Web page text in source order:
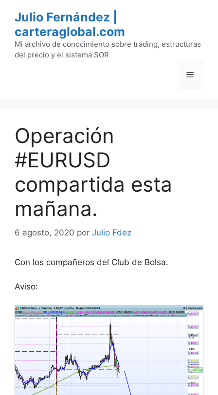
contenido
Julio Fernández |
carteraglobal.com
Mi archivo de conocimiento sobre trading, estructuras
del precio y el sistema SOR
Menú
Operación
#EURUSD
compartida esta
mañana.
6 agosto, 2020 por Julio Fdez
Con los compañeros del Club de Bolsa.
Aviso: